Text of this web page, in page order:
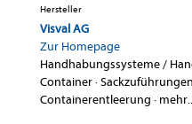
Hersteller
Visval AG
Zur Homepage
Handhabungssysteme /
Container·
Containerentleerung ·